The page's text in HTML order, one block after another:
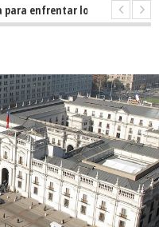
enfrentar los impactos de